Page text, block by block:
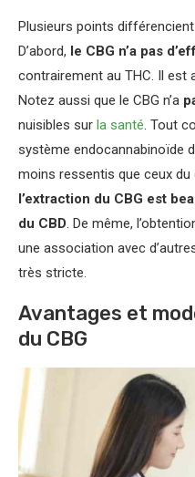
Plusieurs points différencient
D’abord, le CBG n’a pas
contrairement au THC. Il est
Notez aussi que le CBG n’a
nuisibles sur la santé. Tout
système endocannabinoïde
moins ressentis que ceux du
l’extraction du CBG est
du CBD. De même,
une association avec
très stricte.
Avantages et
du CBG